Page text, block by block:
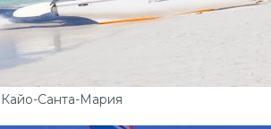
Кайо-Санта-Мария